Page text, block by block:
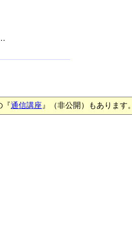
『通信講座 』（非公開）もあります。